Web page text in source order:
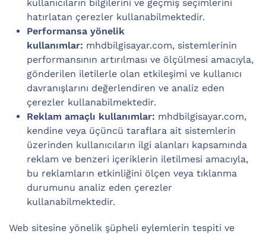
kullanıcıların bilgilerini ve geçmiş seçimlerini
hatırlatan çerezler kullanabilmektedir.
Performansa yönelik
kullanımlar: mhdbilgisayar.com, sistemlerinin
performansının artırılması ve ölçülmesi amacıyla,
gönderilen iletilerle olan etkileşimi ve kullanıcı
davranışlarını değerlendiren ve analiz eden
çerezler kullanabilmektedir.
Reklam amaçlı kullanımlar: mhdbilgisayar.com,
kendine veya üçüncü taraflara ait sistemlerin
üzerinden kullanıcıların ilgi alanları kapsamında
reklam ve benzeri içeriklerin iletilmesi amacıyla,
bu reklamların etkinliğini ölçen veya tıklanma
durumunu analiz eden çerezler
kullanabilmektedir.
Web sitesine yönelik şüpheli eylemlerin tespiti ve